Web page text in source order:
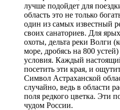
лучше подойдет для
область это не только
один из самых известный
своих санаториев. Для
охоты, дельта реки Волги
море, дробясь на 800
условия. Каждый
посетить эти края, и
Символ Астраханской
случайно, ведь в области
поля редкого цветка. Эти
чудом России.